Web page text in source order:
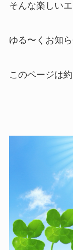
そんな楽しい
ゆる〜くお知
このページは約